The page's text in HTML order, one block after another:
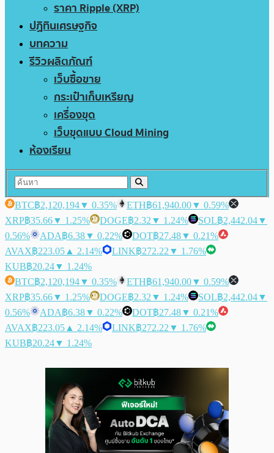
ราคา Ripple (XRP)
ปฏิทินเศรษฐกิจ
บทความ
รีวิวผลิตภัณฑ์
เว็บซื้อขาย
กระเป๋าเก็บเหรียญ
เครื่องขุด
เว็บขุดแบบ Cloud Mining
ห้องเรียน
BTC฿2,120,194▼ 0.35% ETH฿61,940.00▼ 0.59%
XRP฿35.66▼ 1.25% DOGE฿2.32 ▼ 1.24% SOL฿2,442.04▼
0.56%
ADA฿6.38▼ 0.22% DOT฿27.48▼ 0.21%
AVAX฿223.05 ▲ 2.14% LINK฿272.22 ▼ 1.76%
KUB฿20.24▼ 1.24%
BTC฿2,120,194▼ 0.35% ETH฿61,940.00▼ 0.59%
XRP฿35.66▼ 1.25% DOGE฿2.32 ▼ 1.24% SOL฿2,442.04▼
0.56%
ADA฿6.38▼ 0.22% DOT฿27.48▼ 0.21%
AVAX฿223.05 ▲ 2.14% LINK฿272.22 ▼ 1.76%
KUB฿20.24▼ 1.24%